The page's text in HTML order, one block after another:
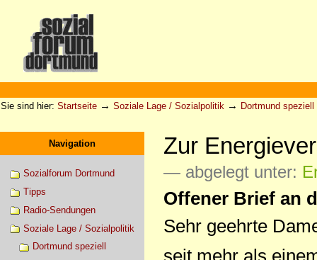
Werkzeuge
Sie sind hier: Startseite → Soziale Lage / Sozialpolitik → Dortmund speziell
Navigation
Sozialforum Dortmund
Tipps
Radio-Sendungen
Soziale Lage / Sozialpolitik
Dortmund speziell
Zur
— abgelegt unter:
Offener Brief an
Sehr geehrte